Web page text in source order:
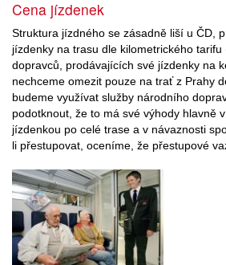
Cena jízdenek
Struktura jízdného se zásadně liší u ČD,
jízdenky na trasu dle kilometrického
dopravců, prodávajících své jízdenky na
nechceme omezit pouze na trať z Prahy
budeme využívat služby národního
podotknout, že to má své výhody hlavně
jízdenkou po celé trase a v návaznosti
li přestupovat, oceníme, že přestupové